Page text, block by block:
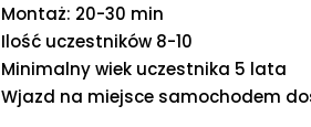
Montaż: 20-30 min
Ilość uczestników 8-10
Minimalny wiek uczestnika 5 lata
Wjazd na miejsce samochodem